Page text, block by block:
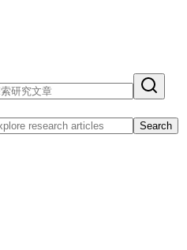
Search